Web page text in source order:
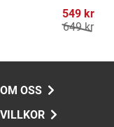
549 kr
649 kr
OM OSS
VILLKOR